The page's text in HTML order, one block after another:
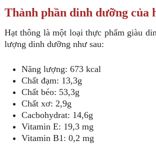
Thành phần dinh dưỡng của
Hạt thông là một loại thực phẩm giàu
lượng dinh dưỡng như sau:
Năng lượng: 673 kcal
Chất đạm: 13,3g
Chất béo: 53,3g
Chất xơ: 2,9g
Cacbohydrat: 14,6g
Vitamin E: 19,3 mg
Vitamin B1: 0,2 mg